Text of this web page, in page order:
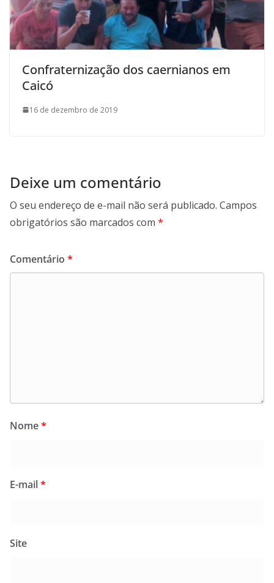
Confraternização dos caernianos em
Caicó
16 de dezembro de 2019
Deixe um comentário
O seu endereço de e-mail não será publicado. Campos
obrigatórios são marcados com *
Comentário *
Nome*
E-mail*
Site